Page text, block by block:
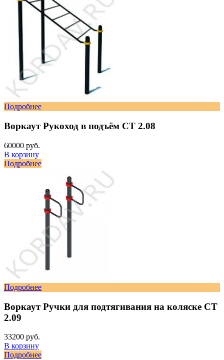
Подробнее
Воркаут Рукоход в подъём СТ 2.08
60000 руб.
В корзину
Подробнее
Подробнее
Воркаут Ручки для подтягивания на коляске СТ
2.09
33200 руб.
В корзину
Подробнее